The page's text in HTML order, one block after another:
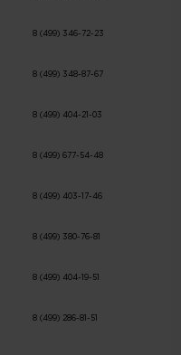
8 (499) 346-72-23
8 (499) 348-87-67
8 (499) 404-21-03
8 (499) 677-54-48
8 (499) 403-17-46
8 (499) 380-76-81
8 (499) 404-19-51
8 (499) 286-81-51